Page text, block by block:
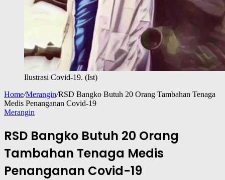
Ilustrasi Covid-19. (Ist)
Home/Merangin/RSD Bangko Butuh 20 Orang Tambahan Tenaga
Medis Penanganan Covid-19
Merangin
RSD Bangko Butuh 20 Orang
Tambahan Tenaga Medis
Penanganan Covid-19